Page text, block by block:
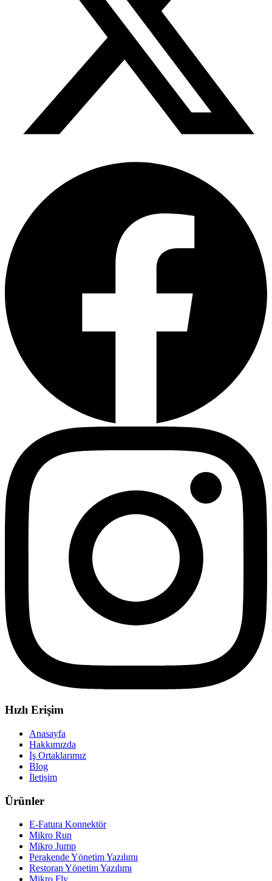
Hızlı Erişim
Anasayfa
Hakkımızda
İş Ortaklarımız
Blog
İletişim
Ürünler
E-Fatura Konnektör
Mikro Run
Mikro Jump
Perakende Yönetim Yazılımı
Restoran Yönetim Yazılımı